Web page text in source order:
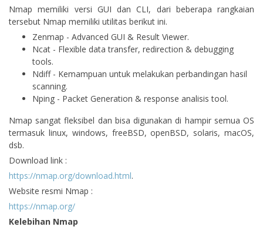
Nmap memiliki versi GUI dan CLI, dari beberapa rangkaian
tersebut Nmap memiliki utilitas berikut ini.
Zenmap - Advanced GUI & Result Viewer.
Ncat - Flexible data transfer, redirection & debugging
tools.
Ndiff - Kemampuan untuk melakukan perbandingan hasil
scanning.
Nping - Packet Generation & response analisis tool.
Nmap sangat fleksibel dan bisa digunakan di hampir semua OS
termasuk linux, windows, freeBSD, openBSD, solaris, macOS,
dsb.
Download link :
https://nmap.org/download.html.
Website resmi Nmap :
https://nmap.org/
Kelebihan Nmap